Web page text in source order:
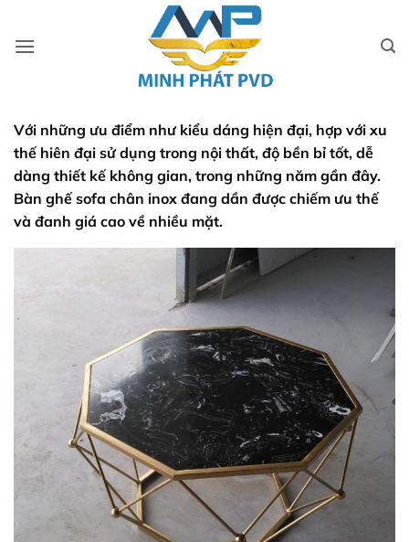
nội
Với những ưu điểm như kiểu dáng hiện đại, hợp với xu
thế hiên đại sử dụng trong nội thất, độ bền bỉ tốt, dễ
dàng thiết kế không gian, trong những năm gần đây.
Bàn ghế sofa chân inox đang dần được chiếm ưu thế
và đanh giá cao về nhiều mặt.